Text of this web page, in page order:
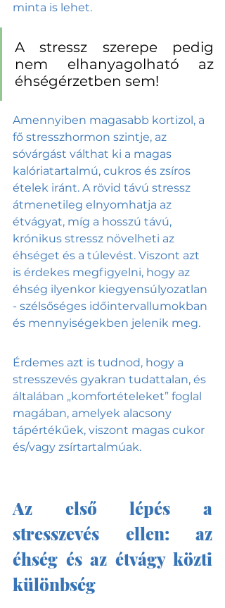
minta is lehet.
A stressz szerepe pedig
nem elhanyagolható az
Amennyiben magasabb kortizol, a
fő stresszhormon szintje, az
sóvárgást válthat ki a magas
kalóriatartalmú, cukros és zsíros
ételek iránt. A rövid távú stressz
átmenetileg elnyomhatja az
étvágyat, míg a hosszú távú,
krónikus stressz növelheti az
éhséget és a túlevést. Viszont azt
is érdekes megfigyelni, hogy az
éhség ilyenkor kiegyensúlyozatlan
- szélsőséges időintervallumokban
és mennyiségekben jelenik meg.
Érdemes azt is tudnod, hogy a
stresszevés gyakran tudattalan, és
általában „komfortételeket” foglal
magában, amelyek alacsony
tápértékűek, viszont magas cukor
és/vagy zsírtartalmúak.
Az első lépés a
stresszevés ellen: az
éhség és az étvágy közti
különbség